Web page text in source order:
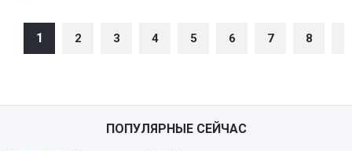
1 2 3 4 5 6 7 8
ПОПУЛЯРНЫЕ СЕЙЧАС